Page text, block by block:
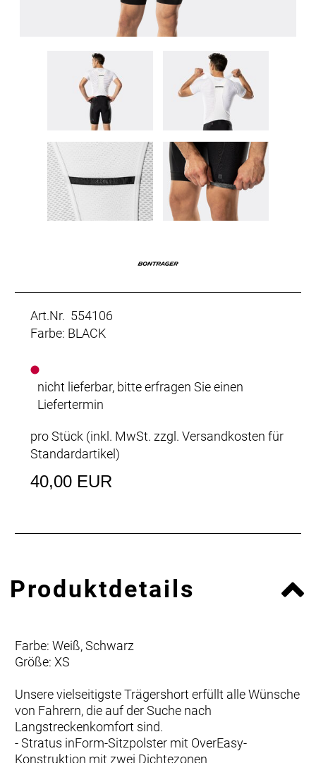
Art.Nr. 554106
Farbe: BLACK
nicht lieferbar, bitte erfragen Sie einen
Liefertermin
pro Stück (inkl. MwSt. zzgl. Versandkosten für
Standardartikel)
40,00 EUR
Produktdetails
Farbe: Weiß, Schwarz
Größe: XS
Unsere vielseitigste Trägershort erfüllt alle Wünsche
von Fahrern, die auf der Suche nach
Langstreckenkomfort sind.
- Stratus inForm-Sitzpolster mit OverEasy-
Konstruktion mit zwei Dichtezonen